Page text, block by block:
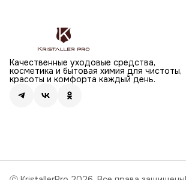
Качественные уходовые средства,
косметика и бытовая химия для чистоты,
красоты и комфорта каждый день.